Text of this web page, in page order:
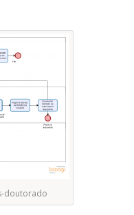
doutorado